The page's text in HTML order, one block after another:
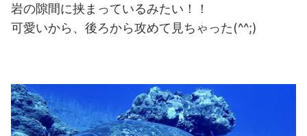
岩の隙間に挟まっているみたい！！
可愛いから、後ろから攻めて見ちゃった(^^;)